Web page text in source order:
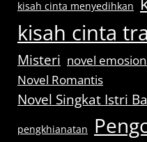
kisah cinta menyedihkan
kisah cinta
Misteri novel
Novel Romantis
Novel Singkat Istri
pengkhianatan